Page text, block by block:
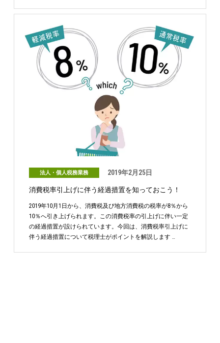
法人・個人税務業務 2019年2月25日
消費税率引上げに伴う経過措置を知っておこう！
2019年10月1日から、消費税及び地方消費税の税率が8％から
10％へ引き上げられます。この消費税率の引上げに伴い一定
の経過措置が設けられています。今回は、消費税率引上げに
伴う経過措置について税理士がポイントを解説します …